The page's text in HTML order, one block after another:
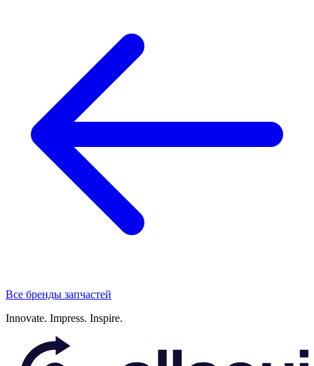
Все бренды запчастей
Innovate. Impress. Inspire.